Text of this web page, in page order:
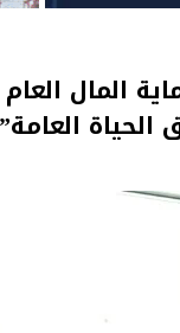
المال
العامة”